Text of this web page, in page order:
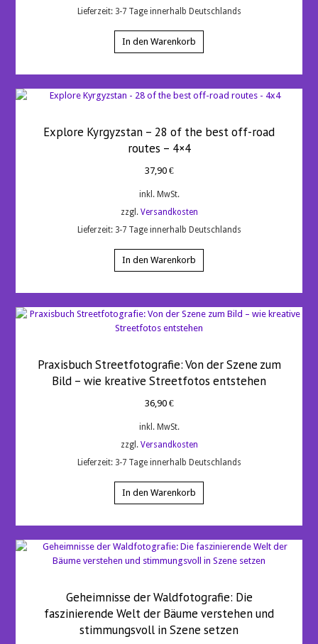
Lieferzeit: 3-7 Tage innerhalb Deutschlands
In den Warenkorb
Explore Kyrgyzstan – 28 of the best off-road
routes – 4×4
37,90 €
inkl. MwSt.
zzgl. Versandkosten
Lieferzeit: 3-7 Tage innerhalb Deutschlands
In den Warenkorb
Praxisbuch Streetfotografie: Von der Szene zum
Bild – wie kreative Streetfotos entstehen
36,90 €
inkl. MwSt.
zzgl. Versandkosten
Lieferzeit: 3-7 Tage innerhalb Deutschlands
In den Warenkorb
Geheimnisse der Waldfotografie: Die
faszinierende Welt der Bäume verstehen und
stimmungsvoll in Szene setzen